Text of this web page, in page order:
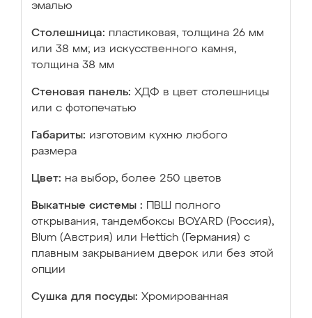
эмалью
Столешница: пластиковая, толщина 26 мм
или 38 мм; из искусственного камня,
толщина 38 мм
Стеновая панель: ХДФ в цвет столешницы
или с фотопечатью
Габариты: изготовим кухню любого
размера
Цвет: на выбор, более 250 цветов
Выкатные системы :
ПВШ полного
открывания, тандембоксы BOYARD (Россия),
Blum (Австрия) или Hettich (Германия) с
плавным закрыванием дверок или без этой
опции
Сушка для посуды: Хромированная